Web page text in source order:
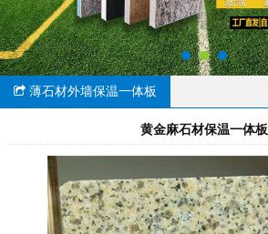
薄石材外墙保温一体板
黄金麻石材保温一体板